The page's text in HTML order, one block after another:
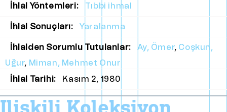
İhlal Yöntemleri: Tıbbi ihmal
İhlal Sonuçları: Yaralanma
İhlalden Sorumlu Tutulanlar: Ay, Ömer, Coşkun,
Uğur, Miman, Mehmet Onur
İhlal Tarihi:
Kasım 2, 1980